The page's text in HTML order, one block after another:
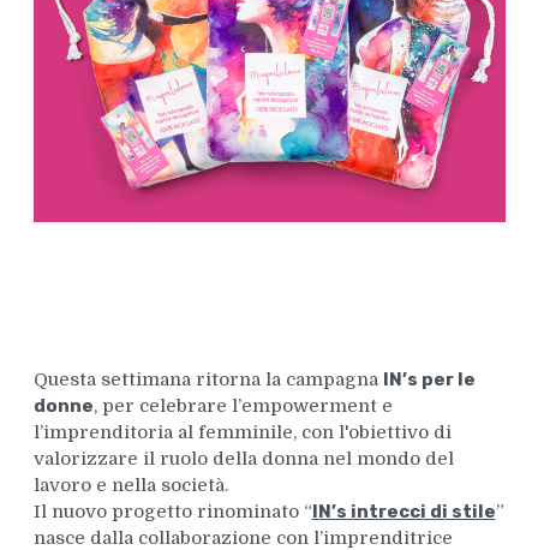
Questa settimana ritorna la campagna IN’s per le
donne, per celebrare l’empowerment e
l’imprenditoria al femminile, con l'obiettivo di
valorizzare il ruolo della donna nel mondo del
lavoro e nella società.
Il nuovo progetto rinominato “IN’s intrecci di stile”
nasce dalla collaborazione con l’imprenditrice